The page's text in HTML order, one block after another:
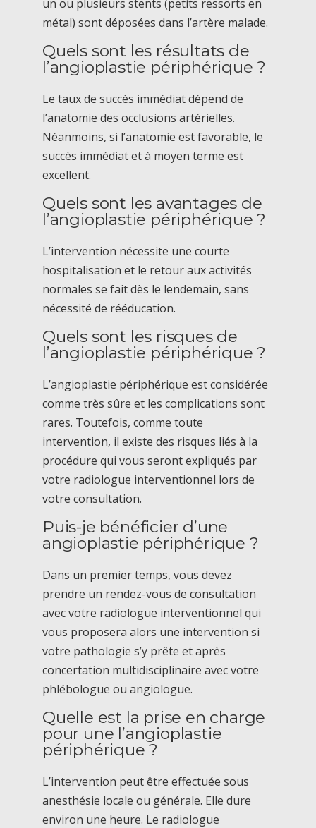
un ou plusieurs stents (petits ressorts en
métal) sont déposées dans l’artère malade.
Quels sont les résultats de
l’angioplastie périphérique ?
Le taux de succès immédiat dépend de
l’anatomie des occlusions artérielles.
Néanmoins, si l’anatomie est favorable, le
succès immédiat et à moyen terme est
excellent.
Quels sont les avantages de
l’angioplastie périphérique ?
L’intervention nécessite une courte
hospitalisation et le retour aux activités
normales se fait dès le lendemain, sans
nécessité de rééducation.
Quels sont les risques de
l’angioplastie périphérique ?
L’angioplastie périphérique est considérée
comme très sûre et les complications sont
rares. Toutefois, comme toute
intervention, il existe des risques liés à la
procédure qui vous seront expliqués par
votre radiologue interventionnel lors de
votre consultation.
Puis-je bénéficier d’une
angioplastie périphérique ?
Dans un premier temps, vous devez
prendre un rendez-vous de consultation
avec votre radiologue interventionnel qui
vous proposera alors une intervention si
votre pathologie s’y prête et après
concertation multidisciplinaire avec votre
phlébologue ou angiologue.
Quelle est la prise en charge
pour une l’angioplastie
périphérique ?
L’intervention peut être effectuée sous
anesthésie locale ou générale. Elle dure
environ une heure. Le radiologue